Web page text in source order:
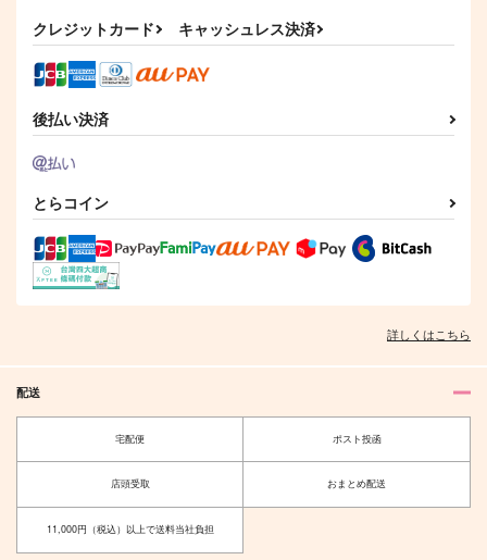
629円（税込）
ブラッドリー×ネロ
サンプル
472円（税込）
ムル×シャイロック
157円（税込）
hnnen
ムル×シャイロック
甘めの相模湾
ヒースクリフ×シノ
クレジットカード キャッシュレス決済
後払い決済
とらコイン
詳しくはこちら
配送
宅配便 ポスト投函
店頭受取 おまとめ配送
11,000円（税込）以上で送料当社負担